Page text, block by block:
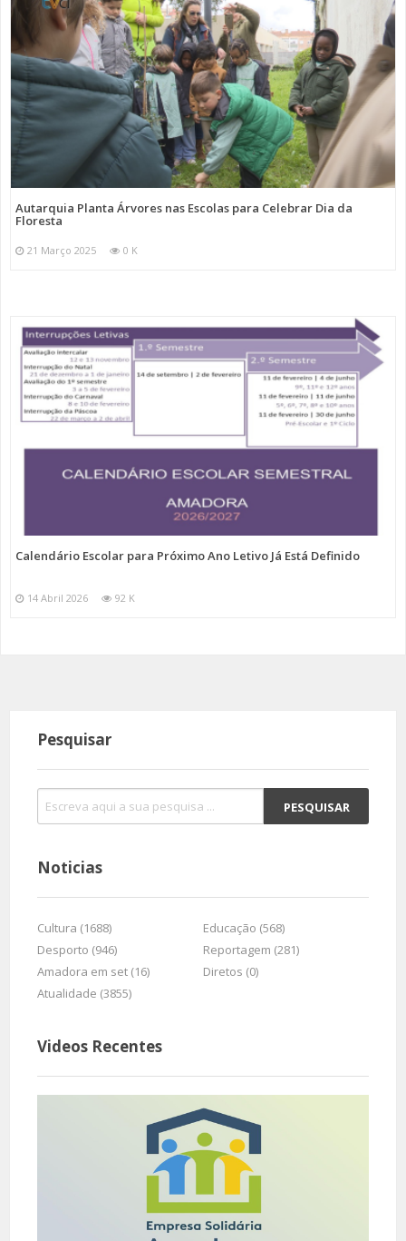
Autarquia Planta Árvores nas Escolas para Celebrar Dia da
Floresta
21 Março 2025 0 K
Calendário Escolar para Próximo Ano Letivo Já Está Definido
14 Abril 2026 92 K
Pesquisar
Noticias
Cultura (1688)
Educação (568)
Desporto (946)
Reportagem (281)
Amadora em set (16)
Diretos (0)
Atualidade (3855)
Videos Recentes